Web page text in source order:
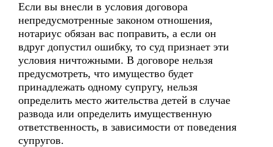
Если вы внесли в условия договора
непредусмотренные законом отношения,
нотариус обязан вас поправить, а если он
вдруг допустил ошибку, то суд признает эти
условия ничтожными. В договоре нельзя
предусмотреть, что имущество будет
принадлежать одному супругу, нельзя
определить место жительства детей в случае
развода или определить имущественную
ответственность, в зависимости от поведения
супругов.